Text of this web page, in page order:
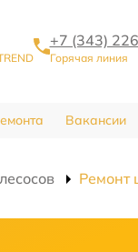
+7 (343)
Горячая линия
Вакансии
Ремонт